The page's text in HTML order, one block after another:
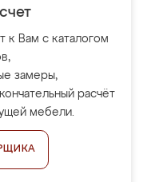
к Вам с каталогом
замеры,
расчёт
мебели.